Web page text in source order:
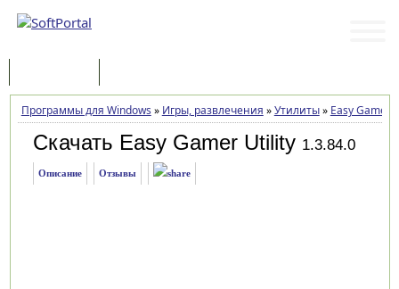
Программы для Windows » Игры, развлечения »Утилиты» Easy Gamer
Скачать Easy Gamer Utility 1.3.84.0
Описание Отзывы